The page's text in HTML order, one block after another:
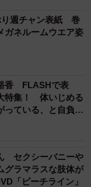
週チャン表紙 巻
ガネルームウエア姿
香 FLASHで表
特集！ 体いじめる
っている、と自負し
も理想の身体でい
セクシーバニーや
グラマラスな肢体が
「ピーチライン」